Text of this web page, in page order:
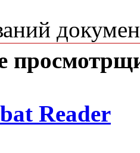
Reader